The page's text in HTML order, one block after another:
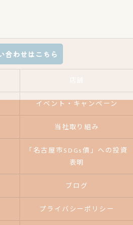
合わせはこちら
イベント・キャンペーン
当社取り組み
「名古屋市SDGs債」への投資
表明
ブログ
プライバシーポリシー